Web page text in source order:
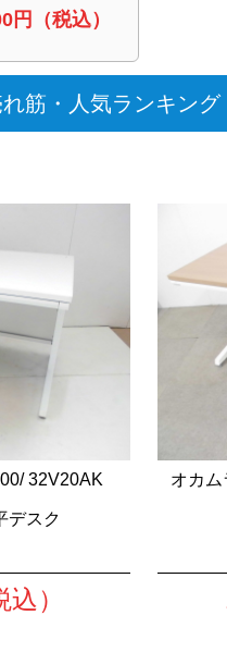
円（税込）
筋・人気ランキング
32V20AK
デスク
）
オカム